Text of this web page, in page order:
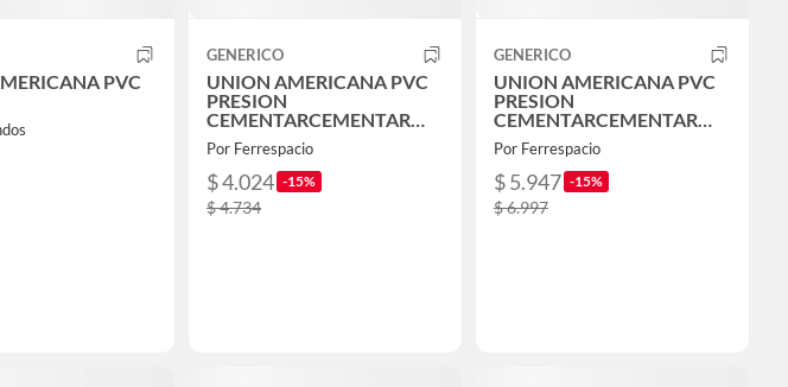
PVC
GENERICO
UNION AMERICANA PVC
PRESION
CEMENTARCEMENTAR
50MM
Por Ferrespacio
$ 4.024 -15%
$ 4.734
GENERICO
UNION AMERICANA PVC
PRESION
CEMENTARCEMENTAR
63MM
Por Ferrespacio
$ 5.947 -15%
$ 6.997